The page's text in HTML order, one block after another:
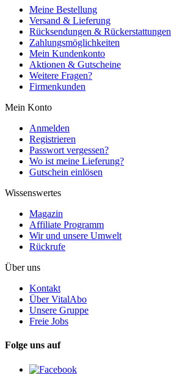
Meine Bestellung
Versand & Lieferung
Rücksendungen & Rückerstattungen
Zahlungsmöglichkeiten
Mein Kundenkonto
Aktionen & Gutscheine
Weitere Fragen?
Firmenkunden
Mein Konto
Anmelden
Registrieren
Passwort vergessen?
Wo ist meine Lieferung?
Gutschein einlösen
Wissenswertes
Magazin
Affiliate Programm
Wir und unsere Umwelt
Rückrufe
Über uns
Kontakt
Über VitalAbo
Unsere Gruppe
Freie Jobs
Folge uns auf